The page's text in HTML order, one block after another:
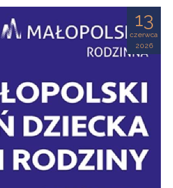
13
czerwca
2026